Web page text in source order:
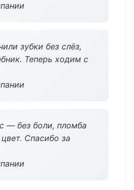
зубки без слёз,
Теперь ходим с
— без боли, пломба
Спасибо за